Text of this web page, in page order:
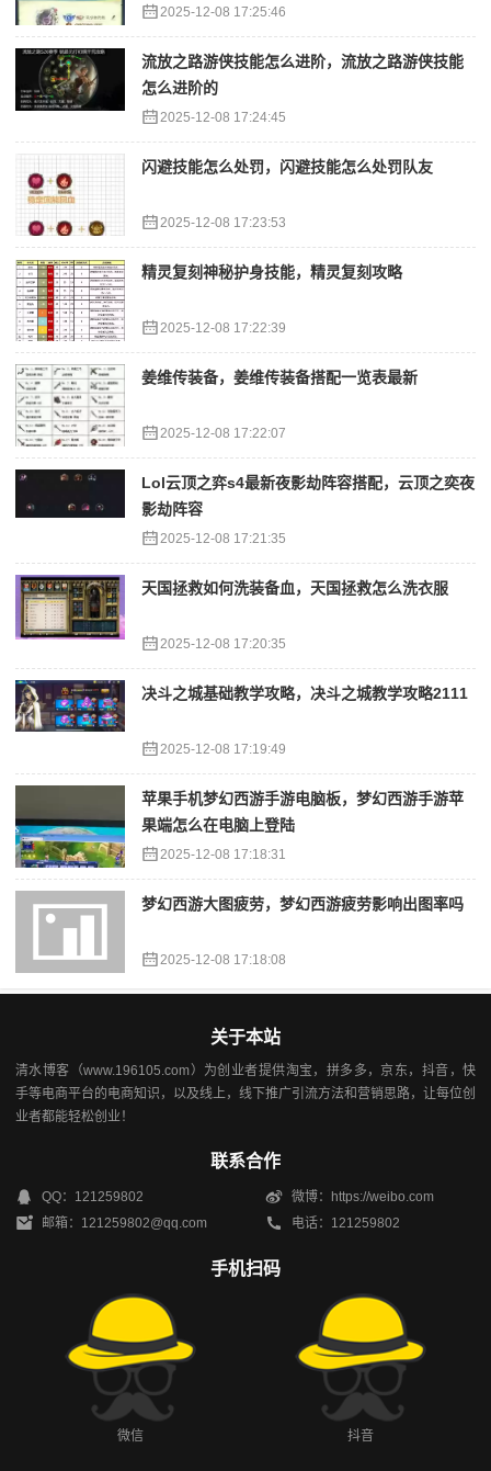
2025-12-08 17:25:46
流放之路游侠技能怎么进阶，流放之路游侠技能
怎么进阶的
2025-12-08 17:24:45
闪避技能怎么处罚，闪避技能怎么处罚队友
2025-12-08 17:23:53
精灵复刻神秘护身技能，精灵复刻攻略
2025-12-08 17:22:39
姜维传装备，姜维传装备搭配一览表最新
2025-12-08 17:22:07
Lol云顶之弈s4最新夜影劫阵容搭配，云顶之奕夜
影劫阵容
2025-12-08 17:21:35
天国拯救如何洗装备血，天国拯救怎么洗衣服
2025-12-08 17:20:35
决斗之城基础教学攻略，决斗之城教学攻略2111
2025-12-08 17:19:49
苹果手机梦幻西游手游电脑板，梦幻西游手游苹
果端怎么在电脑上登陆
2025-12-08 17:18:31
梦幻西游大图疲劳，梦幻西游疲劳影响出图率吗
2025-12-08 17:18:08
关于本站
清水博客（www.196105.com）为创业者提供淘宝，拼多多，京东，抖音，快
手等电商平台的电商知识，以及线上，线下推广引流方法和营销思路，让每位创
业者都能轻松创业！
联系合作
QQ：121259802
微博：https://weibo.com
邮箱：121259802@qq.com
电话：121259802
手机扫码
微信 抖音